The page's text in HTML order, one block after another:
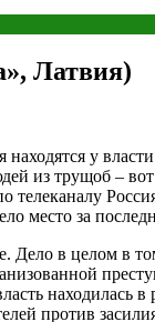
Латвия)
находятся у
из трущоб –
место за
Дело в целом в
против